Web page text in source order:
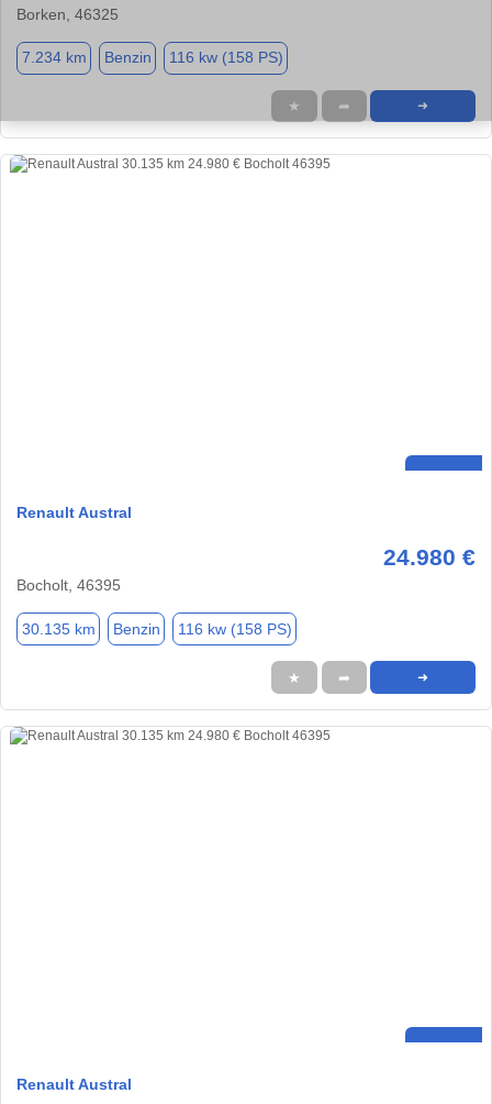
Borken, 46325
7.234 km Benzin 116 kw (158 PS)
★ ➦ ➜
Renault Austral
24.980 €
Bocholt, 46395
30.135 km Benzin 116 kw (158 PS)
★ ➦ ➜
Renault Austral